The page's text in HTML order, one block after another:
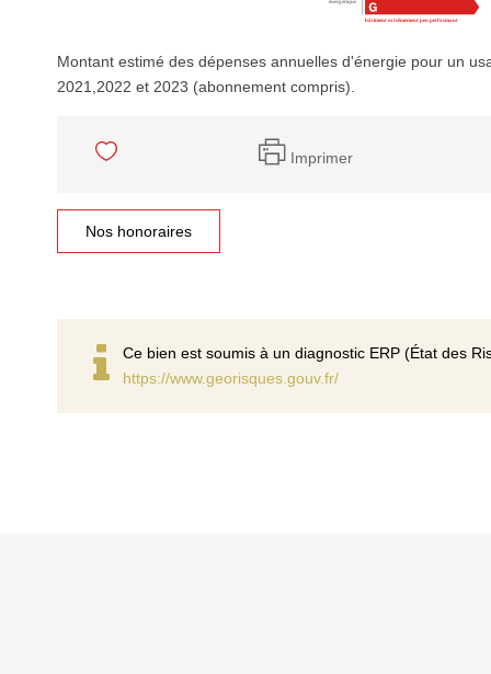
Montant estimé des dépenses annuelles d'énergie pour un
2021,2022 et 2023 (abonnement compris).
Imprimer
Nos honoraires
Ce bien est soumis à un diagnostic ERP (État des
https://www.georisques.gouv.fr/